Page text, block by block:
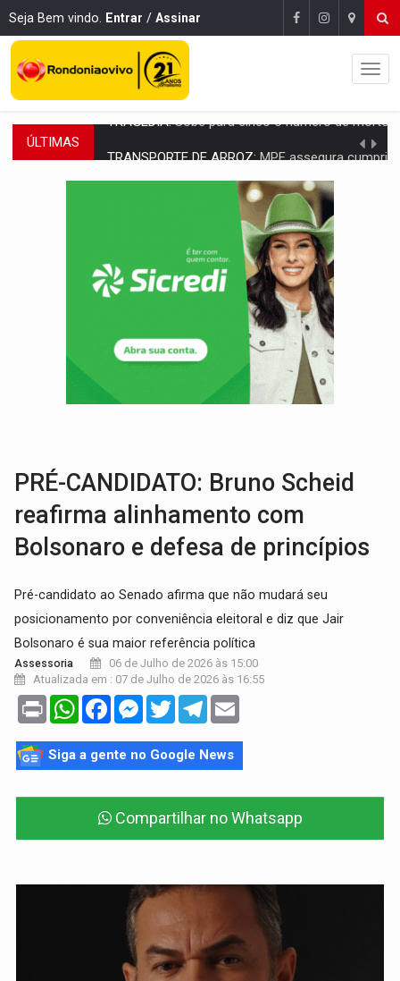
Seja Bem vindo. Entrar / Assinar
ÚLTIMAS MPF assegura cumprimento da legislação sobre
DEEPFAKE:Sancionada lei contra violência sexual infantil na
Brasil e Rússia discutem energia nuclear, defesa e
Colisão entre caminhão e carro deixa quatro mortos e um em
ENCONTRO:Amazônia Negra ganha projeção nacional com participação de
Porto Velho tem chances de chuvas isoladas nesta
SINDICATOS UNIDOS: Assembleia Geral delibera greve da educação
PROCESSO SELETIVO: Rondoniaovivo abre oficina de Comunicação com
PRÉ-CANDIDATO: Bruno Scheid
reafirma alinhamento com
Bolsonaro e defesa de princípios
Pré-candidato ao Senado afirma que não mudará seu
posicionamento por conveniência eleitoral e diz que Jair
Bolsonaro é sua maior referência política
Assessoria
06 de Julho de 2026 às 15:00
Atualizada em : 07 de Julho de 2026 às 16:55
Print WhatsAppFacebookMessenger
TwitterTelegram
Siga a gente no Google News
Compartilhar no Whatsapp